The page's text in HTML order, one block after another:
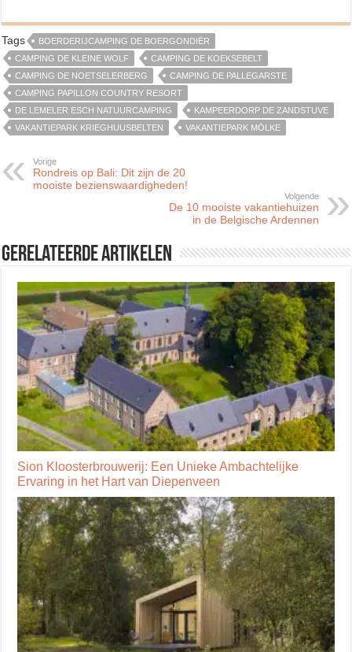
Tags
BOERDERIJCAMPING DE BOERGONDIËR
CAMPING DE KLEINE WOLF
CAMPING DE KOEKSEBELT
CAMPING DE NOETSELERBERG
CAMPING DE PALLEGARSTE
CAMPING PAPILLON COUNTRY RESORT
DE LEMELER ESCH NATUURCAMPING
KAMPEERDORP DE ZANDSTUVE
VAKANTIEPARK KRIEGHUUSBELTEN
VAKANTIEPARK MÖLKE
Vorige
Rondreis op Bali: Dit zijn de 20
mooiste bezienswaardigheden!
Volgende
De 10 mooiste vakantiehuizen
in de Belgische Ardennen
Gerelateerde artikelen
Sion Kloosterbrouwerij: Een Unieke Ambachtelijke
Ervaring in het Hart van Diepenveen